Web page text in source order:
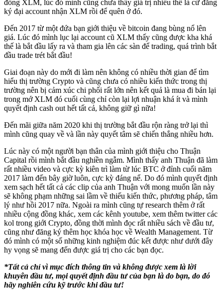
đồng XLM, lúc đó mình cũng chưa thấy giá trị nhiều thế là cứ đăng
ký đại account nhận XLM rồi để quên ở đó.
Đến 2017 từ một đứa bạn giới thiệu về bitcoin đang bùng nổ lên
giá. Lúc đó mình lục lại account cũ XLM thấy cũng được kha khá
thế là bắt đầu lấy ra và tham gia lên các sàn để trading, quá trình bắt
đầu trade trét bắt đầu!
Giai đoạn này do mới đi làm nên không có nhiều thời gian để tìm
hiểu thị trường Crypto và cũng chưa có nhiều kiến thức trong thị
trường nên bị cảm xúc chi phối rất lớn nên kết quả là mua đi bán lại
trong mớ XLM đó cuối cùng chỉ còn lại lợi nhuận khá ít và mình
quyết định cash out hết tất cả, không giữ gì nữa!
Đến mãi giữa năm 2020 khi thị trường bắt đầu rộn ràng trở lại thì
mình cũng quay về và lần này quyết tâm sẽ chiến thắng nhiều hơn.
Lúc này có một người bạn thân của mình giới thiệu cho Thuận
Capital rồi mình bắt đầu nghiền ngẫm. Mình thấy anh Thuận đã làm
rất nhiều video và cực kỳ kiên trì làm từ lúc BTC ở đỉnh cuối năm
2017 làm đến bây giờ luôn, cực kỳ đáng nể. Do đó mình quyết định
xem sạch hết tất cả các clip của anh Thuận với mong muốn lần này
sẽ không phạm những sai lầm về thiếu kiến thức, phương pháp, tâm
lý như hồi 2017 nữa. Ngoài ra mình cũng tự research thêm ở rất
nhiều cộng đồng khác, xem các kênh youtube, xem thêm twitter các
kol trong giới Crypto, đồng thời mình đọc rất nhiều sách về đầu tư,
cũng như đăng ký thêm học khóa học về Wealth Management. Từ
đó mình có một số những kinh nghiệm đúc kết được như dưới đây
hy vọng sẽ mang đến được giá trị cho các bạn đọc.
*Tất cả chỉ vì mục đích thông tin và không được xem là lời
khuyên đầu tư, mọi quyết định đầu tư của bạn là do bạn, do đó
hãy nghiên cứu kỹ trước khi đầu tư!